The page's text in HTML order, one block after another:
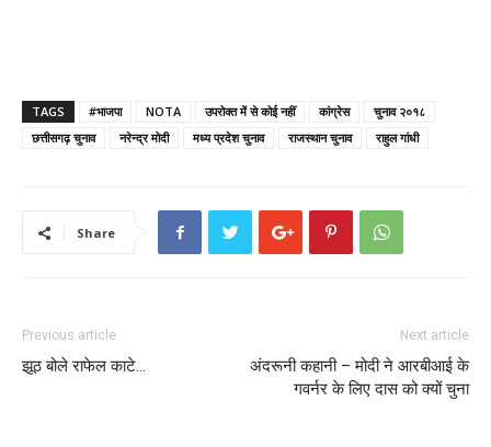
TAGS #भाजपा NOTA उपरोक्त में से कोई नहीं कांग्रेस
चुनाव २०१८
छत्तीसगढ़ चुनाव
नरेन्द्र मोदी मध्य प्रदेश चुनाव राजस्थान चुनाव राहुल गांधी
Share
Previous article
झूठ बोले राफेल काटे…
Next article
अंदरूनी कहानी – मोदी ने आरबीआई के
गवर्नर के लिए दास को क्यों चुना